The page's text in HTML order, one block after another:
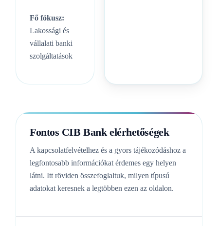
Fő fókusz:
Lakossági és
vállalati banki
szolgáltatások
Fontos CIB Bank elérhetőségek
A kapcsolatfelvételhez és a gyors tájékozódáshoz a
legfontosabb információkat érdemes egy helyen
látni. Itt röviden összefoglaltuk, milyen típusú
adatokat keresnek a legtöbben ezen az oldalon.